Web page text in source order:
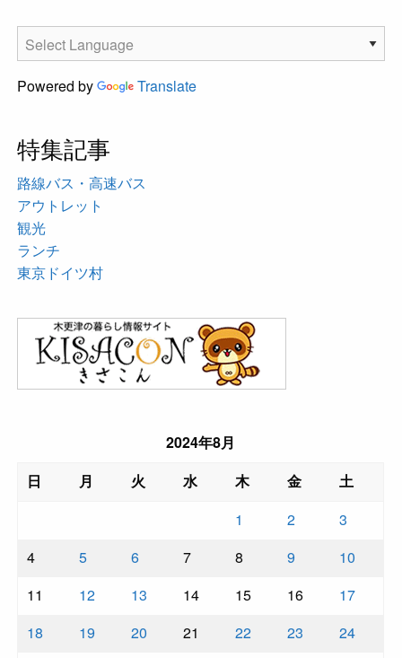
Powered by Translate
特集記事
路線バス・高速バス
アウトレット
観光
ランチ
東京ドイツ村
2024年8月
日
月 火 水 木 金
土
1
2
3
4
5 6 7 8 9
10
11
12 13 14 15 16
17
18
19 20 21 22 23
24